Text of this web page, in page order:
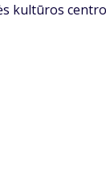
kultūros centro